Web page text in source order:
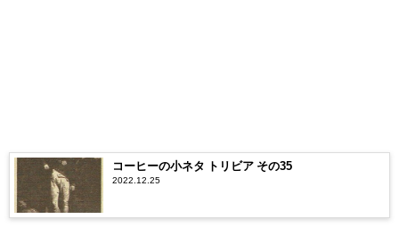
コーヒーの小ネタ トリビア その35
2022.12.25